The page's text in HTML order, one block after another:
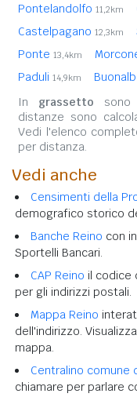
Pontelandolfo 11,2km
Castelpagano 12,3km
Ponte 13,4km
Paduli 14,9km
In grassetto
distanze sono
Vedi l'elenco
per distanza.
Vedi anche
Censimenti della
demografico storico
Banche Reino con
Sportelli Bancari.
CAP Reino il codice
per gli indirizzi postali.
Mappa Reino
dell'indirizzo.
mappa.
Centralino comune
chiamare per parlare